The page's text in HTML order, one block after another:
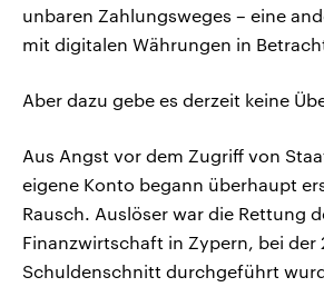
unbaren Zahlungsweges – eine
mit digitalen Währungen in
Aber dazu gebe es derzeit keine
Aus Angst vor dem Zugriff von
eigene Konto begann überhaupt
Rausch. Auslöser war die Rettung
Finanzwirtschaft in Zypern, bei der
Schuldenschnitt durchgeführt